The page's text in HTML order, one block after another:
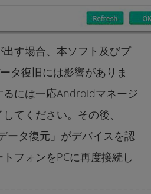
す場合、本ソフト及びプ
タ復旧には影響がありま
には一応Androidマネージ
てください。その後、
ータ復元」がデバイスを認
フォンをPCに再度接続し